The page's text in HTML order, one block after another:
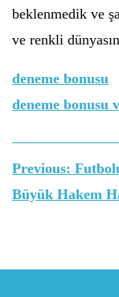
beklenmedik ve
ve renkli
deneme bonusu
deneme bonusu
Yazı
gezinmesi
Previous:
Büyük Hakem